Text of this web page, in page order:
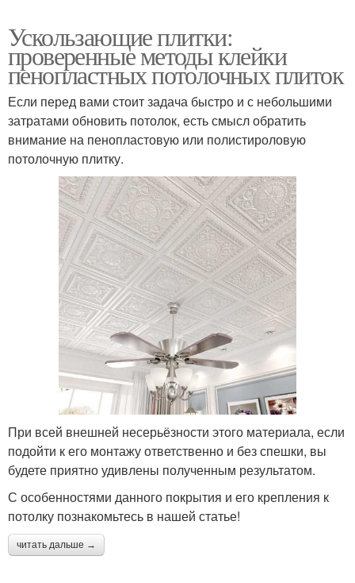
Ускользающие плитки:
проверенные методы клейки
пенопластных потолочных плиток
Если перед вами стоит задача быстро и с небольшими
затратами обновить потолок, есть смысл обратить
внимание на пенопластовую или полистироловую
потолочную плитку.
При всей внешней несерьёзности этого материала, если
подойти к его монтажу ответственно и без спешки, вы
будете приятно удивлены полученным результатом.
С особенностями данного покрытия и его крепления к
потолку познакомьтесь в нашей статье!
читать дальше →